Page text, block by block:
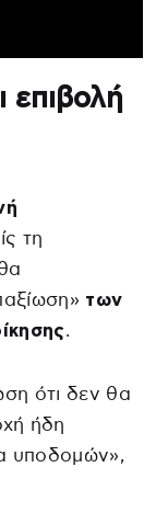
επιβολή
τη
των
.
ότι δεν θα
ήδη
υποδομών»,